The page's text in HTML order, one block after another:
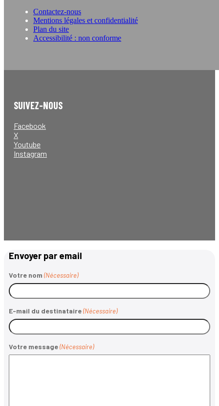
Contactez-nous
Mentions légales et confidentialité
Plan du site
Accessibilité : non conforme
SUIVEZ-NOUS
Facebook
X
Youtube
Instagram
Envoyer par email
Votre nom (Nécessaire)
E-mail du destinataire (Nécessaire)
Votre message (Nécessaire)